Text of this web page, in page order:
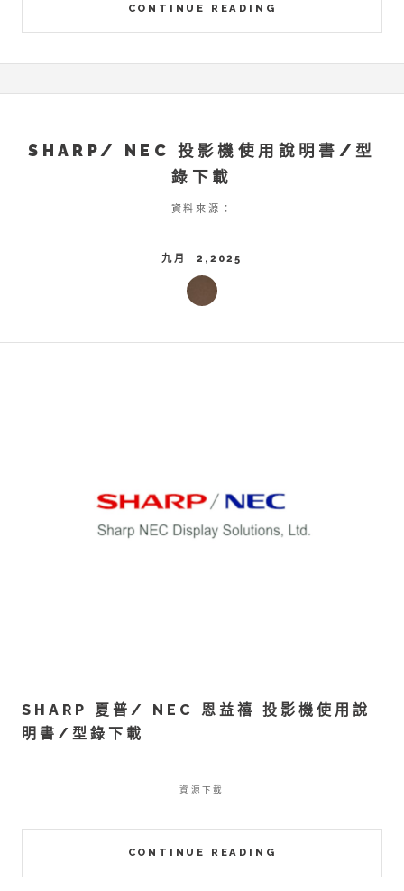
CONTINUE READING
SHARP/ NEC 投影機使用說明書/型
錄下載
資料來源：
九月 2,2025
SHARP 夏普/ NEC 恩益禧 投影機使用說
明書/型錄下載
CONTINUE READING
資源下載